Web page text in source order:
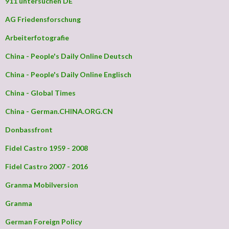
AG Friedensforschung
Arbeiterfotografie
China - People's Daily Online Deutsch
China - People's Daily Online Englisch
China - Global Times
China - German.CHINA.ORG.CN
Donbassfront
Fidel Castro 1959 - 2008
Fidel Castro 2007 - 2016
Granma Mobilversion
Granma
German Foreign Policy